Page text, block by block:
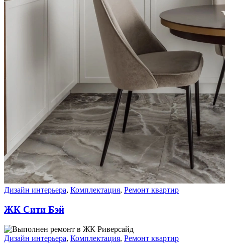
Дизайн интерьера, Комплектация, Ремонт квартир
ЖК Сити Бэй
Дизайн интерьера, Комплектация, Ремонт квартир